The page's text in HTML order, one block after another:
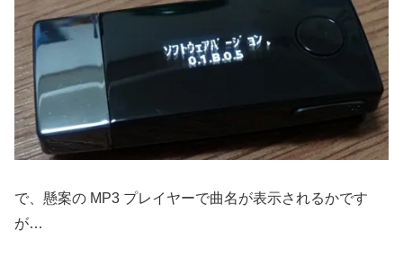
で、懸案の MP3 プレイヤーで曲名が表示されるかです
が…